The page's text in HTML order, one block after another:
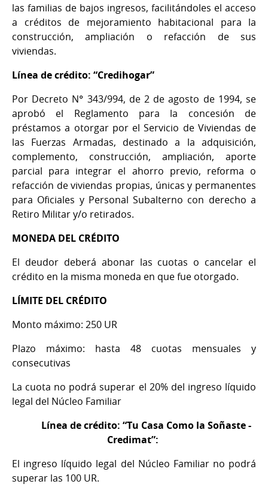
las familias de bajos ingresos, facilitándoles el acceso
a créditos de mejoramiento habitacional para la
construcción, ampliación o refacción de sus
viviendas.
Línea de crédito: “Credihogar”
Por Decreto N° 343/994, de 2 de agosto de 1994, se
aprobó el Reglamento para la concesión de
préstamos a otorgar por el Servicio de Viviendas de
las Fuerzas Armadas, destinado a la adquisición,
complemento, construcción, ampliación, aporte
parcial para integrar el ahorro previo, reforma o
refacción de viviendas propias, únicas y permanentes
para Oficiales y Personal Subalterno con derecho a
Retiro Militar y/o retirados.
MONEDA DEL CRÉDITO
El deudor deberá abonar las cuotas o cancelar el
crédito en la misma moneda en que fue otorgado.
LÍMITE DEL CRÉDITO
Monto máximo: 250 UR
Plazo máximo: hasta 48 cuotas mensuales y
consecutivas
La cuota no podrá superar el 20% del ingreso líquido
legal del Núcleo Familiar
Línea de crédito: “Tu Casa Como la Soñaste -
Credimat”:
El ingreso líquido legal del Núcleo Familiar no podrá
superar las 100 UR.